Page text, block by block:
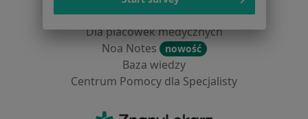
Dla lekarzy
Dla placówek medycznych
Noa Notes
nowość
Baza wiedzy
Centrum Pomocy dla Specjalisty
ZnanyLekarz - Strona główna